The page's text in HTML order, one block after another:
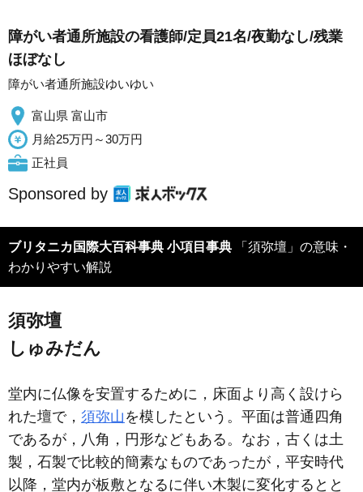
障がい者通所施設の看護師/定員21名/夜勤なし/残業
ほぼなし
障がい者通所施設ゆいゆい
富山県 富山市
月給25万円～30万円
正社員
Sponsored by
ブリタニカ国際大百科事典 小項目事典 「須弥壇」の意味・
わかりやすい解説
須弥壇
しゅみだん
堂内に仏像を安置するために，床面より高く設けら
れた壇で， 須弥山 を模したという。平面は普通四角
であるが，八角，円形などもある。なお，古くは土
製，石製で比較的簡素なものであったが，平安時代
以降，堂内が板敷となるに伴い木製に変化するとと